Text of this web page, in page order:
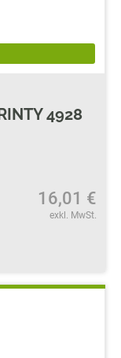
4928
16,01 €
exkl. MwSt.